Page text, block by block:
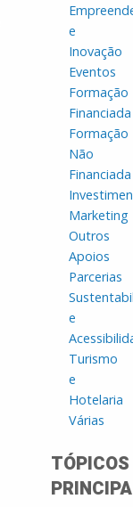
e
Inovação
Eventos
Formação
Financiada
Formação
Não
Financiada
Marketing
Outros
Apoios
Parcerias
e
Turismo
e
Hotelaria
Várias
TÓPICOS